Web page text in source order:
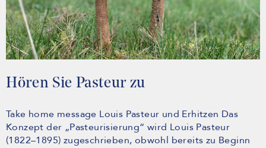
Hören Sie Pasteur zu
Take home message Louis Pasteur und Erhitzen Das
Konzept der „Pasteurisierung“ wird Louis Pasteur
(1822–1895) zugeschrieben, obwohl bereits zu Beginn